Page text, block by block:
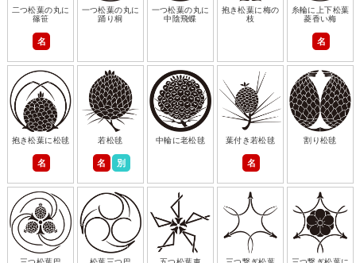
二つ松葉の丸に
篠笹
名
一つ松葉の丸に
踊り桐
一つ松葉の丸に
中陰飛蝶
抱き松葉に梅の
枝
糸輪に上下松葉
菱香い梅
名
抱き松葉に松毬
名
若松毬
名 別
中輪に老松毬 葉付き若松毬
名
割り松毬